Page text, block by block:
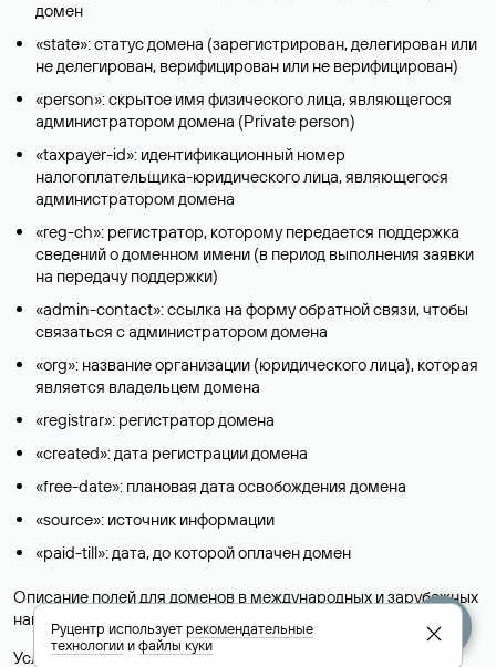
домен
«state»: статус домена (зарегистрирован, делегирован или
не делегирован, верифицирован или не верифицирован)
«person»: скрытое имя физического лица, являющегося
администратором домена (Privatе person)
«taxpayer-id»: идентификационный номер
налогоплательщика-юридического лица, являющегося
администратором домена
«reg-ch»: регистратор, которому передается поддержка
сведений о доменном имени (в период выполнения заявки
на передачу поддержки)
«admin-contact»: ссылка на форму обратной связи, чтобы
связаться с администратором домена
«org»: название организации (юридического лица), которая
является владельцем домена
«registrar»: регистратор домена
«created»: дата регистрации домена
«free-date»: плановая дата освобождения домена
«source»: источник информации
«paid-till»: дата, до которой оплачен домен
Описание полей для доменов в международных и зарубежных
национальных доменах представлены в разделе «
».
Условия использования Whois-сервиса
Руцентр используетрекомендательные
технологииифайлы куки